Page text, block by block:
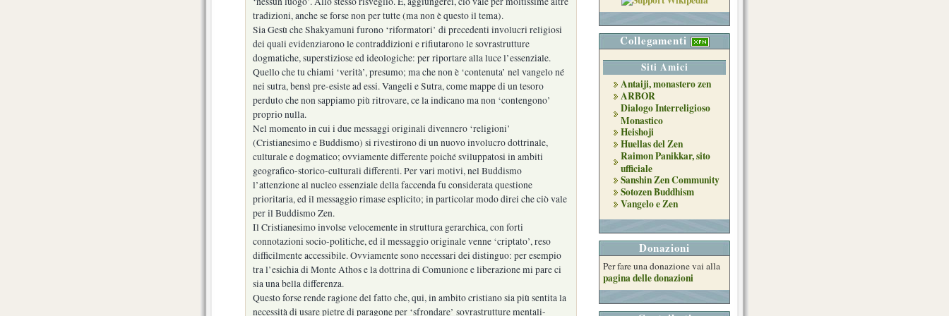
tradizioni, anche se forse non per tutte (ma non è questo il tema).
Sia Gesù che Shakyamuni furono ‘riformatori’ di precedenti involucri religiosi
dei quali evidenziarono le contraddizioni e rifiutarono le sovrastrutture
dogmatiche, superstiziose ed ideologiche: per riportare alla luce l’essenziale.
Quello che tu chiami ‘verità’, presumo; ma che non è ‘contenuta’ nel vangelo né
nei sutra, bensì pre-esiste ad essi. Vangeli e Sutra, come mappe di un tesoro
perduto che non sappiamo più ritrovare, ce la indicano ma non ‘contengono’
proprio nulla.
Nel momento in cui i due messaggi originali divennero ‘religioni’
(Cristianesimo e Buddismo) si rivestirono di un nuovo involucro dottrinale,
culturale e dogmatico; ovviamente differente poiché sviluppatosi in ambiti
geografico-storico-culturali differenti. Per vari motivi, nel Buddismo
l’attenzione al nucleo essenziale della faccenda fu considerata questione
prioritaria, ed il messaggio rimase esplicito; in particolar modo direi che ciò vale
per il Buddismo Zen.
Il Cristianesimo involse velocemente in struttura gerarchica, con forti
connotazioni socio-politiche, ed il messaggio originale venne ‘criptato’, reso
difficilmente accessibile. Ovviamente sono necessari dei distinguo: per esempio
tra l’esichia di Monte Athos e la dottrina di Comunione e liberazione mi pare ci
sia una bella differenza.
Questo forse rende ragione del fatto che, qui, in ambito cristiano sia più sentita la
necessità di usare pietre di paragone per ‘sfrondare’ sovrastrutture mentali-
Collegamenti
Siti Amici
Antaiji, monastero zen
ARBOR
Dialogo Interreligioso
Monastico
Heishoji
Huellas del Zen
Raimon Panikkar, sito
ufficiale
Sanshin Zen Community
Sotozen Buddhism
Vangelo e Zen
Donazioni
Per fare una donazione vai alla
pagina delle donazioni